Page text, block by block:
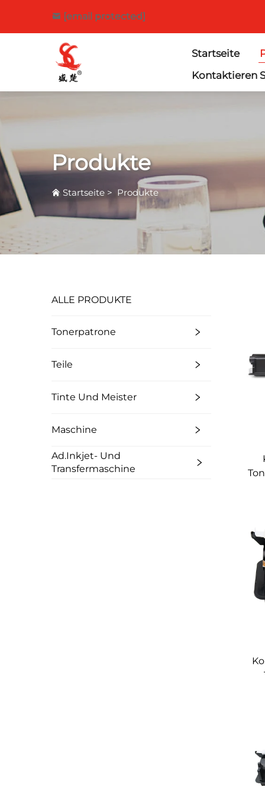
[email protected]
Startseite
Kontaktieren
Produkte
Startseite > Produkte
ALLE PRODUKTE
Tonerpatrone
Teile
Tinte Und Meister
Maschine
Ad.Inkjet- Und
Transfermaschine